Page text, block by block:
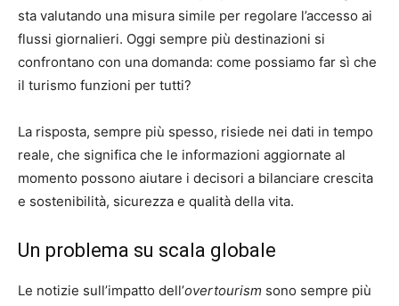
sta valutando una misura simile per regolare l’accesso ai
flussi giornalieri. Oggi sempre più destinazioni si
confrontano con una domanda: come possiamo far sì che
il turismo funzioni per tutti?
La risposta, sempre più spesso, risiede nei dati in tempo
reale, che significa che le informazioni aggiornate al
momento possono aiutare i decisori a bilanciare crescita
e sostenibilità, sicurezza e qualità della vita.
Un problema su scala globale
Le notizie sull’impatto dell’overtourism sono sempre più